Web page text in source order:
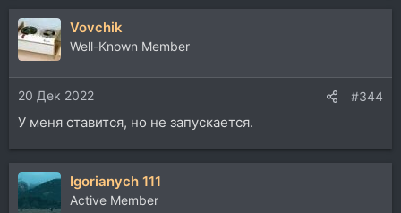
Vovchik
Well-Known Member
20 Дек 2022 #344
У меня ставится, но не запускается.
Igorianych 111
Active Member